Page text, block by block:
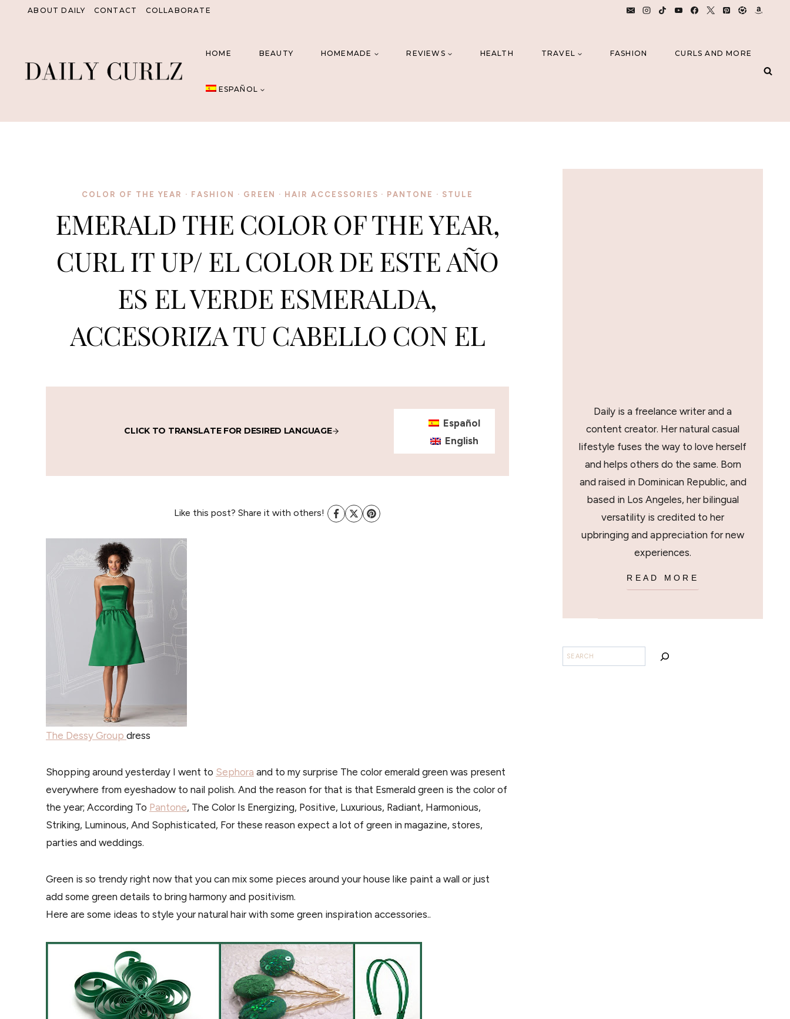
ABOUT DAILY CONTACT COLLABORATE
HOME BEAUTY HOMEMADE REVIEWS HEALTH TRAVEL FASHION CURLS AND MORE
ESPAÑOL
COLOR OF THE YEAR · FASHION · GREEN · HAIR ACCESSORIES · PANTONE · STULE
EMERALD THE COLOR OF THE YEAR,
CURL IT UP/ EL COLOR DE ESTE AÑO
ES EL VERDE ESMERALDA,
ACCESORIZA TU CABELLO CON EL
CLICK TO TRANSLATE FOR DESIRED LANGUAGE
Español
English
Like this post? Share it with others!
The Dessy Group dress
Shopping around yesterday I went to Sephora and to my surprise The color emerald green was present
everywhere from eyeshadow to nail polish. And the reason for that is that Esmerald green is the color of
the year; According To Pantone, The Color Is Energizing, Positive, Luxurious, Radiant, Harmonious,
Striking, Luminous, And Sophisticated, For these reason expect a lot of green in magazine, stores,
parties and weddings.
Green is so trendy right now that you can mix some pieces around your house like paint a wall or just
add some green details to bring harmony and positivism.
Here are some ideas to style your natural hair with some green inspiration accessories..
Daily is a freelance writer and a
content creator. Her natural casual
lifestyle fuses the way to love herself
and helps others do the same. Born
and raised in Dominican Republic, and
based in Los Angeles, her bilingual
versatility is credited to her
upbringing and appreciation for new
experiences.
READ MORE